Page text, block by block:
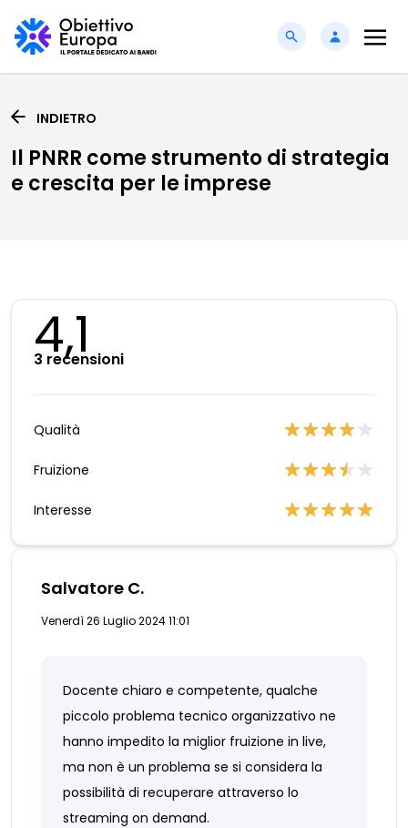
INDIETRO
Il PNRR come strumento di strategia
e crescita per le imprese
Salvatore C.
Venerdì 26 Luglio 2024 11:01
Docente chiaro e competente, qualche
piccolo problema tecnico organizzativo ne
hanno impedito la miglior fruizione in live,
ma non è un problema se si considera la
possibilità di recuperare attraverso lo
streaming on demand.
4,1
3 recensioni
Qualità
Fruizione
Interesse